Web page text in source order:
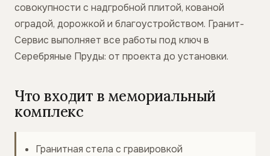
совокупности с надгробной плитой, кованой
оградой, дорожкой и благоустройством. Гранит-
Сервис выполняет все работы под ключ в
Серебряные Пруды: от проекта до установки.
Что входит в мемориальный
комплекс
Гранитная стела с гравировкой